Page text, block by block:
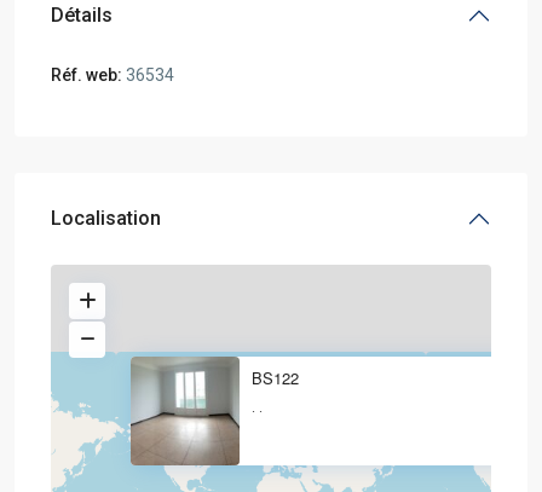
Détails
Réf. web: 36534
Localisation
BS122
· ·